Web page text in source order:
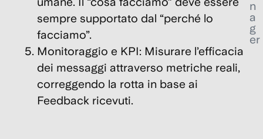
sempre supportato dal “perché lo
facciamo”.
Monitoraggio e KPI: Misurare l’efficacia
dei messaggi attraverso metriche reali,
correggendo la rotta in base ai
Feedback ricevuti.
n
a
g
er